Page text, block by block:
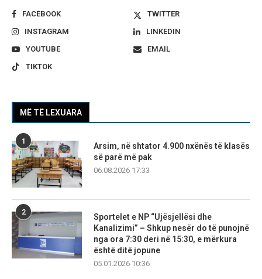
FACEBOOK
TWITTER
INSTAGRAM
LINKEDIN
YOUTUBE
EMAIL
TIKTOK
MË TË LEXUARA
1
Arsim, në shtator 4.900 nxënës të klasës
së parë më pak
06.08.2026 17:33
2
Sportelet e NP “Ujësjellësi dhe
Kanalizimi” – Shkup nesër do të punojnë
nga ora 7:30 deri në 15:30, e mërkura
është ditë jopune
05.01.2026 10:36